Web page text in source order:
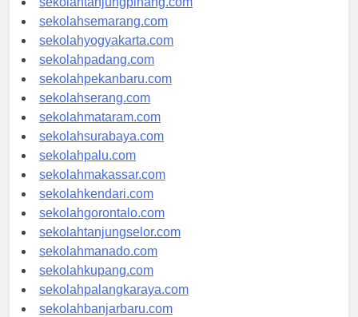
sekolahsemarang.com
sekolahyogyakarta.com
sekolahpadang.com
sekolahpekanbaru.com
sekolahserang.com
sekolahmataram.com
sekolahsurabaya.com
sekolahpalu.com
sekolahmakassar.com
sekolahkendari.com
sekolahgorontalo.com
sekolahtanjungselor.com
sekolahmanado.com
sekolahkupang.com
sekolahpalangkaraya.com
sekolahbanjarbaru.com